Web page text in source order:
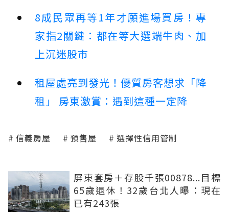
8成民眾再等1年才願進場買房！專
家指2關鍵：都在等大選端牛肉、加
上沉迷股市
租屋處亮到發光！優質房客想求「降
租」 房東激賞：遇到這種一定降
信義房屋 預售屋 選擇性信用管制
屏東套房＋存股千張00878...目標
65歲退休！32歲台北人曝：現在
已有243張